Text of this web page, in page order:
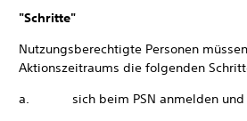
"Schritte"
Nutzungsberechtigte Personen
Aktionszeitraums die folgenden
a. sich beim PSN anmelden und